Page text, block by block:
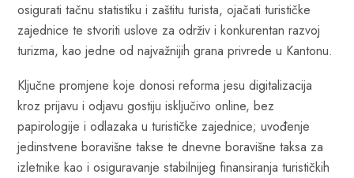
osigurati tačnu statistiku i zaštitu turista, ojačati turističke
zajednice te stvoriti uslove za održiv i konkurentan razvoj
turizma, kao jedne od najvažnijih grana privrede u Kantonu.
Ključne promjene koje donosi reforma jesu digitalizacija
kroz prijavu i odjavu gostiju isključivo online, bez
papirologije i odlazaka u turističke zajednice; uvođenje
jedinstvene boravišne takse te dnevne boravišne taksa za
izletnike kao i osiguravanje stabilnijeg finansiranja turističkih